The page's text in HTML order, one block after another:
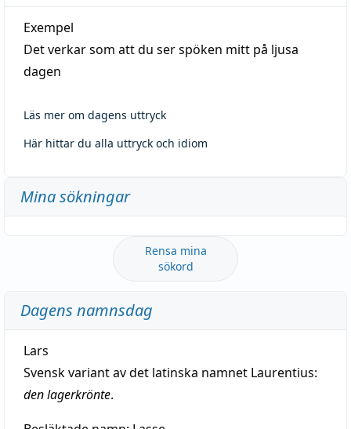
Exempel
Det verkar som att du ser spöken mitt på ljusa
dagen
Läs mer om dagens uttryck
Här hittar du alla uttryck och idiom
Mina sökningar
Rensa mina
sökord
Dagens namnsdag
Lars
Svensk variant av det latinska namnet Laurentius:
den lagerkrönte.